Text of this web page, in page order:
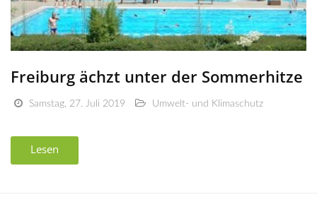
Freiburg ächzt unter der Sommerhitze
Samstag, 27. Juli 2019 Umwelt- und Klimaschutz
Lesen